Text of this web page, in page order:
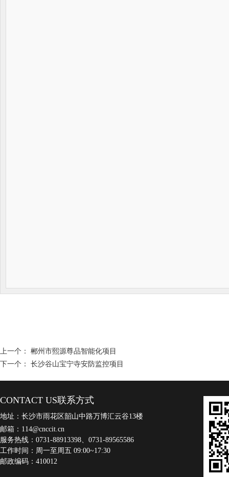
上一个： 郴州市熙源尊品智能化项目
下一个： 长沙谷山宝宁寺安防监控项目
CONTACT US联系方式
地址：长沙市雨花区韶山中路万博汇云谷13楼
邮箱： 114@cnccit.cn
服务热线：0731-88913398、0731-89565586
工作时间：周一至周五 09:00~17:30
邮政编码：410012